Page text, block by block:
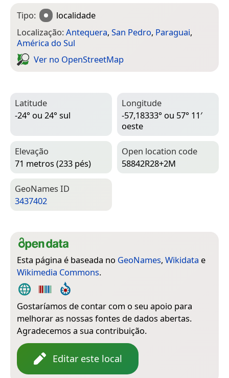
Tipo:
localidade
Localização:Antequera, San Pedro, Paraguai,
América do Sul
Ver no Open­Street­Map
Latitude
-24° ou 24° sul
Longitude
-57,18333° ou 57° 11′
oeste
Elevação
71 metros (233 pés)
Open location code
58842R28+2M
Geo­Names ID
3437402
Esta página é baseada no GeoNames, Wikidata e
Wikimedia Commons.
Gostaríamos de contar com o seu apoio para
melhorar as nossas fontes de dados abertas.
Agradecemos a sua contribuição.
Editar este local